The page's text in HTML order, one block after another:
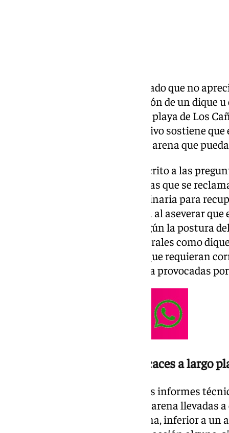
El Gobierno de España ha indicado que no
posible» que avale la construcción de un dique
carácter más permanente en la playa de Los
municipal de Barbate. El Ejecutivo sostiene
propia naturaleza, no retiene la arena que
En una respuesta oficial por escrito a las
sobre el estado del litoral —en las que se
realizar alguna acción extraordinaria para
gubernamental ha sido rotunda al aseverar
es el que tiene actualmente. Según la postura
utilización de medidas estructurales como
justificable en aquellas playas que requieran
graves de la dinámica de la costa provocadas
Aportaciones de arena ineficaces a largo
La respuesta se apoya en que los informes
diferentes realimentaciones de arena llevadas
tenido una permanencia mínima, inferior a un